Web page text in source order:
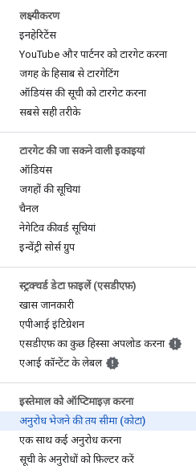
लक्ष्यीकरण
इनहेरिटेंस
YouTube और पार्टनर को टारगेट करना
जगह के हिसाब से टारगेटिंग
ऑडियंस की सूची को टारगेट करना
सबसे सही तरीके
टारगेट की जा सकने वाली इकाइयां
ऑडियंस
जगहों की सूचियां
चैनल
नेगेटिव कीवर्ड सूचियां
इन्वेंट्री सोर्स ग्रुप
स्ट्रक्चर्ड डेटा फ़ाइलें (एसडीएफ़)
खास जानकारी
एपीआई इंटिग्रेशन
एसडीएफ़ का कुछ हिस्सा अपलोड करना
एआई कॉन्टेंट के लेबल
इस्तेमाल को ऑप्टिमाइज़ करना
अनुरोध भेजने की तय सीमा (कोटा)
एक साथ कई अनुरोध करना
सूची के अनुरोधों को फ़िल्टर करें